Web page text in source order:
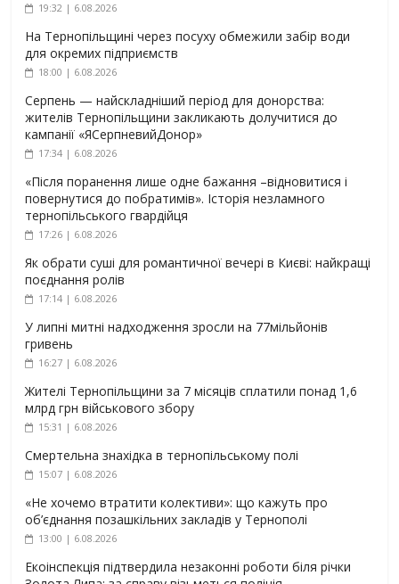
19:32 | 6.08.2026
На Тернопільщині через посуху обмежили забір води
для окремих підприємств
18:00 | 6.08.2026
Серпень — найскладніший період для донорства:
жителів Тернопільщини закликають долучитися до
кампанії «ЯСерпневийДонор»
17:34 | 6.08.2026
«Після поранення лише одне бажання –відновитися і
повернутися до побратимів». Історія незламного
тернопільського гвардійця
17:26 | 6.08.2026
Як обрати суші для романтичної вечері в Києві: найкращі
поєднання ролів
17:14 | 6.08.2026
У липні митні надходження зросли на 77мільйонів
гривень
16:27 | 6.08.2026
Жителі Тернопільщини за 7 місяців сплатили понад 1,6
млрд грн військового збору
15:31 | 6.08.2026
Смертельна знахідка в тернопільському полі
15:07 | 6.08.2026
«Не хочемо втратити колективи»: що кажуть про
об’єднання позашкільних закладів у Тернополі
13:00 | 6.08.2026
Екоінспекція підтвердила незаконні роботи біля річки